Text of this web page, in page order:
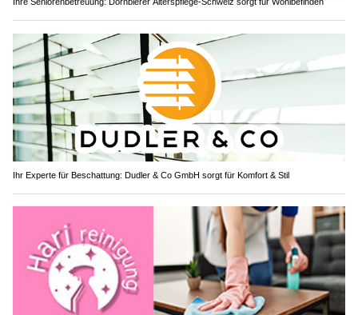
Ihre Seniorenbetreuung: Dornbierer Alterspflege-Schweiz sorgt für Wohlbefinden
Ihr Experte für Beschattung: Dudler & Co GmbH sorgt für Komfort & Stil